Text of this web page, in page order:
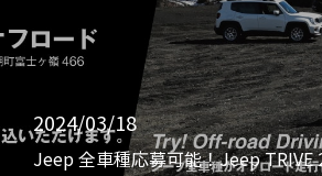
2024/03/18
Jeep 全車種応募可能！Jeep